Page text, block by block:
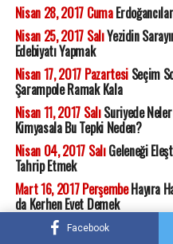
Facebook
Nisan 28, 2017 Cuma
Nisan 25, 2017 SalıYezidin
Edebiyatı Yapmak
Nisan 17, 2017 PazartesiSeçim
Şarampole Ramak Kala
Nisan 11, 2017 SalıSuriyede
Kimyasala Bu Tepki Neden?
Nisan 04, 2017 SalıGeleneği
Tahrip Etmek
Mart 16, 2017 PerşembeHayıra
da Kerhen Evet Demek
Mart 10, 2017 CumaDerin Devlet